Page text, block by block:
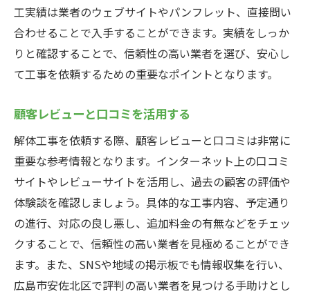
工実績は業者のウェブサイトやパンフレット、直接問い
合わせることで入手することができます。実績をしっか
りと確認することで、信頼性の高い業者を選び、安心し
て工事を依頼するための重要なポイントとなります。
顧客レビューと口コミを活用する
解体工事を依頼する際、顧客レビューと口コミは非常に
重要な参考情報となります。インターネット上の口コミ
サイトやレビューサイトを活用し、過去の顧客の評価や
体験談を確認しましょう。具体的な工事内容、予定通り
の進行、対応の良し悪し、追加料金の有無などをチェッ
クすることで、信頼性の高い業者を見極めることができ
ます。また、SNSや地域の掲示板でも情報収集を行い、
広島市安佐北区で評判の高い業者を見つける手助けとし